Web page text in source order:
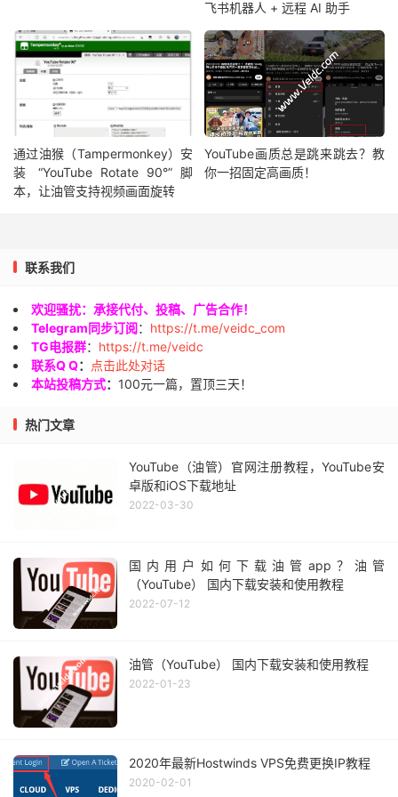
飞书机器人 + 远程 AI 助手
通过油猴（Tampermonkey）安
装 “YouTube Rotate 90°” 脚
本，让油管支持视频画面旋转
YouTube画质总是跳来跳去？教
你一招固定高画质！
联系我们
欢迎骚扰：承接代付、投稿、广告合作！
Telegram同步订阅： https://t.me/veidc_com
TG电报群： https://t.me/veidc
联系Q Q：
点击此处对话
本站投稿方式： 100元一篇，置顶三天！
热门文章
YouTube（油管）官网注册教程，YouTube安
卓版和iOS下载地址
2022-03-30
国内用户如何下载油管app？油管
（YouTube） 国内下载安装和使用教程
2022-07-12
油管（YouTube） 国内下载安装和使用教程
2022-01-23
2020年最新Hostwinds VPS免费更换IP教程
2020-02-01